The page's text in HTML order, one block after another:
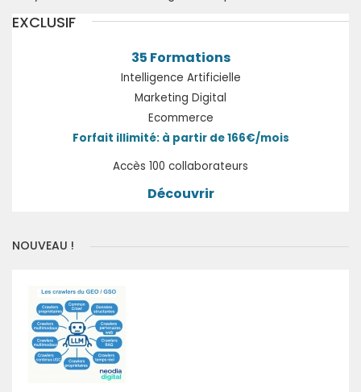
EXCLUSIF
35 Formations
Intelligence Artificielle
Marketing Digital
Ecommerce
Forfait illimité: à partir de 166€/mois
Accès 100 collaborateurs
Découvrir
NOUVEAU !